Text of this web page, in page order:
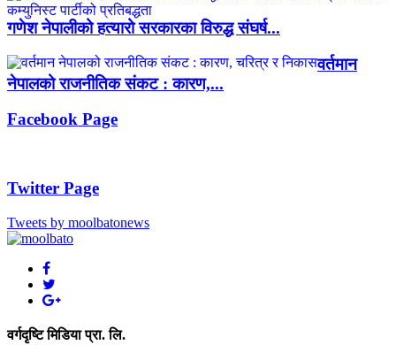
गणेश नेपालीको हत्यारो सरकारका विरुद्ध संघर्ष...
वर्तमान
नेपालको राजनीतिक संकट : कारण,...
Facebook Page
Twitter Page
Tweets by moolbatonews
वर्गदृष्टि मिडिया प्रा. लि.